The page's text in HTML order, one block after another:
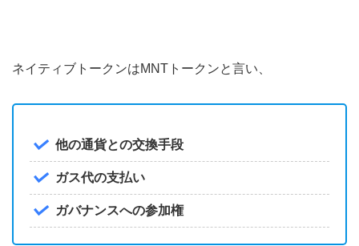
ネイティブトークンはMNTトークンと言い、
他の通貨との交換手段
ガス代の支払い
ガバナンスへの参加権